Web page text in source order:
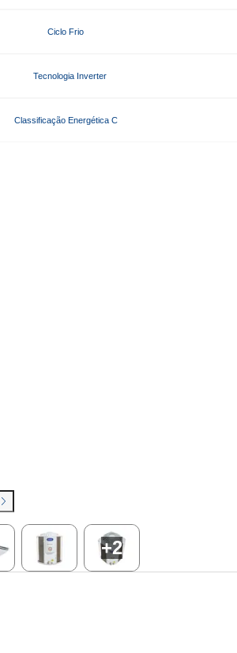
Ciclo Frio
Tecnologia Inverter
Classificação Energética C
+2